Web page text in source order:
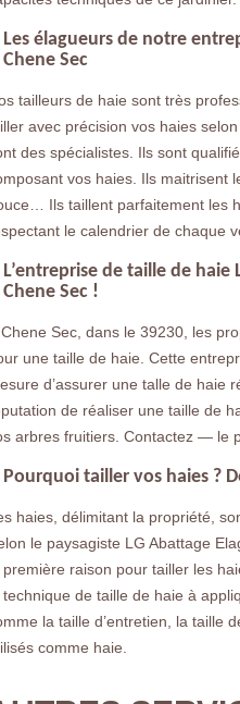
Les élagueurs de notre
Chene Sec
tailleurs de haie sont très
avec précision vos haies
des spécialistes. Ils sont
vos haies. Ils maitrisent
Ils taillent parfaitement les
le calendrier de chaque
L’entreprise de taille de
Chene Sec !
Sec, dans le 39230, les
une taille de haie. Cette
d’assurer une talle de haie
de réaliser une taille de
arbres fruitiers. Contactez — le
Pourquoi tailler vos haies ?
haies, délimitant la propriété,
le paysagiste LG Abattage
première raison pour tailler les
technique de taille de haie à
la taille d’entretien, la taille
comme haie.